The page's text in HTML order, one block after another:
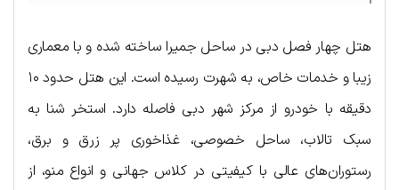
هتل چهار فصل دبی در ساحل جمیرا ساخته شده و با معماری
زیبا و خدمات خاص، به شهرت رسیده است. این هتل حدود ۱۰
دقیقه با خودرو از مرکز شهر دبی فاصله دارد. استخر شنا به
سبک تالاب، ساحل خصوصی، غذاخوری پر زرق و برق،
رستوران‌های عالی با کیفیتی در کلاس جهانی و انواع منو، از